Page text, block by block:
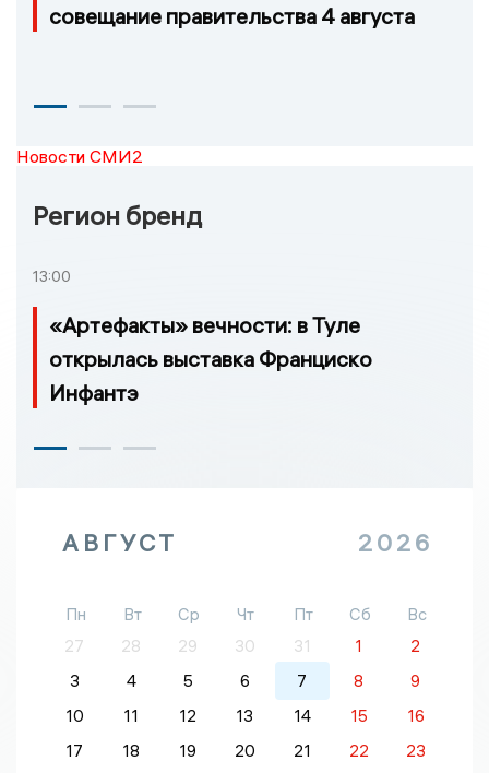
совещание правительства 4 августа
Новости СМИ2
Регион бренд
13:00
«Артефакты» вечности: в Туле
открылась выставка Франциско
Инфантэ
АВГУСТ 2026
Пн Вт Ср Чт Пт Сб
Вс
27
28 29 30 31 1
2
3
4 5 6 7 8
9
10
11 12 13 14 15
16
17
18 19 20 21 22
23